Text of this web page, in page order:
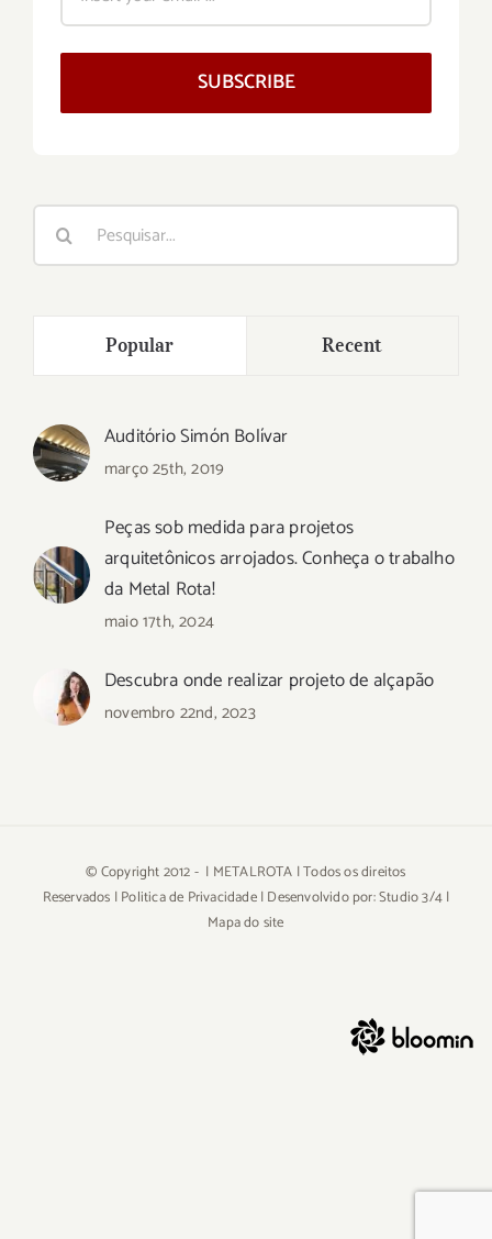
SUBSCRIBE
Buscar
resultados
Popular Recent
Auditório Simón Bolívar
março 25th, 2019
Peças sob medida para projetos
arquitetônicos arrojados. Conheça o trabalho
da Metal Rota!
maio 17th, 2024
Descubra onde realizar projeto de alçapão
novembro 22nd, 2023
© Copyright 2012 - | METALROTA | Todos os direitos
Reservados |Politica de Privacidade| Desenvolvido por:Studio 3/4|
Mapa do site